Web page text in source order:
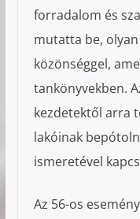
forradalom és
mutatta be,
közönséggel,
tankönyvekben.
kezdetektől arra
lakóinak
ismeretével
Az 56-os